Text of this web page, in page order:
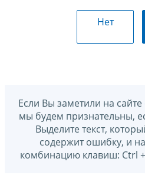
Нет
Если Вы заметили на
мы будем признательны,
Выделите текст,
содержит ошибку, и
комбинацию клавиш: Ctrl